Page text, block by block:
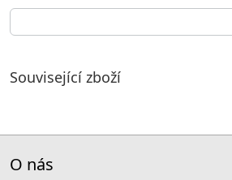
Související zboží
O nás